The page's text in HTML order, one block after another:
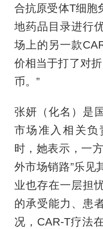
合抗原受体T细胞
地药品目录进行
场上的另一款
价相当于打了对
币。”
张妍（化名）是
市场准入相关负
时，她表示，一
外市场销路”乐见
业也存在一层担
的承受能力、患
况，CAR-T疗法